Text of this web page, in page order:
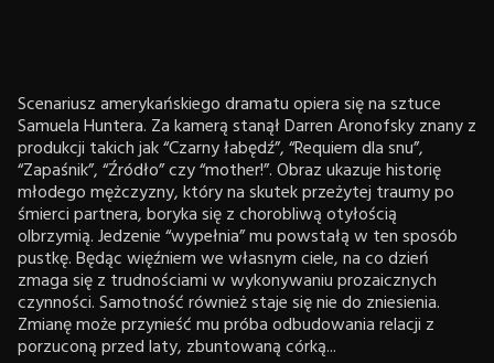
Scenariusz amerykańskiego dramatu opiera się na sztuce
Samuela Huntera. Za kamerą stanął Darren Aronofsky znany z
produkcji takich jak “Czarny łabędź”, “Requiem dla snu”,
“Zapaśnik”, “Źródło” czy “mother!”. Obraz ukazuje historię
młodego mężczyzny, który na skutek przeżytej traumy po
śmierci partnera, boryka się z chorobliwą otyłością
olbrzymią. Jedzenie “wypełnia” mu powstałą w ten sposób
pustkę. Będąc więźniem we własnym ciele, na co dzień
zmaga się z trudnościami w wykonywaniu prozaicznych
czynności. Samotność również staje się nie do zniesienia.
Zmianę może przynieść mu próba odbudowania relacji z
porzuconą przed laty, zbuntowaną córką...